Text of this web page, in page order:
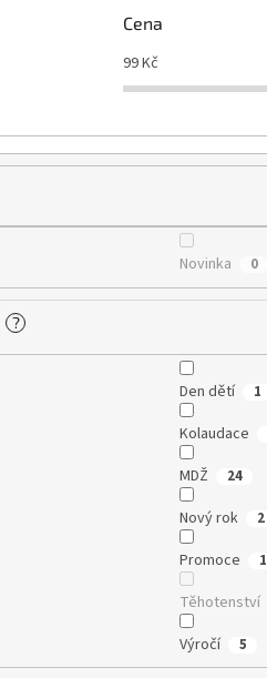
Cena
99Kč
Novinka 0
?
Den dětí 1
Kolaudace
MDŽ 24
Nový rok 2
Promoce 1
Těhotenství
Výročí 5